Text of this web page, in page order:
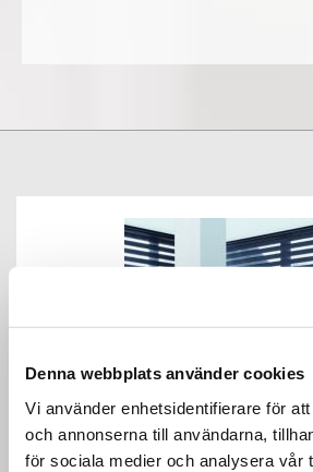
Denna webbplats använder cookies
Vi använder enhetsidentifierare för
och annonserna till användarna,
för sociala medier och analysera vår
Måttanpassade